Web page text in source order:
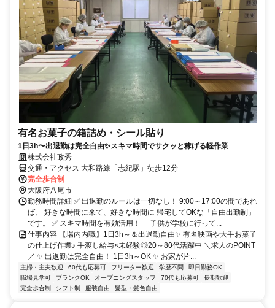
有名お菓子の箱詰め・シール貼り
1日3h〜出退勤は完全自由✨スキマ時間でサクッと稼げる軽作業
株式会社政秀
交通・アクセス 大和路線「志紀駅」徒歩12分
完全歩合制
大阪府八尾市
勤務時間詳細 ✅ 出退勤のルールは一切なし！ 9:00～17:00の間であれ
ば、 好きな時間に来て、好きな時間に 帰宅してOKな「自由出勤制」
です。 ✅ スキマ時間を有効活用！ 「子供が学校に行って...
仕事内容 【場内内職】1日3h～＆出退勤自由✨ 有名映画や大手お菓子
の仕上げ作業♪ 手渡し給与×未経験◎20～80代活躍中 ＼求人のPOINT
／ ✨ 出退勤は完全自由！ 1日3h～OK ✨ お家が片...
主婦・主夫歓迎 60代も応募可 フリーター歓迎 学歴不問
即日勤務OK
職場見学可
ブランクOK オープニングスタッフ 70代も応募可
長期歓迎
完全歩合制
シフト制 服装自由 髪型・髪色自由